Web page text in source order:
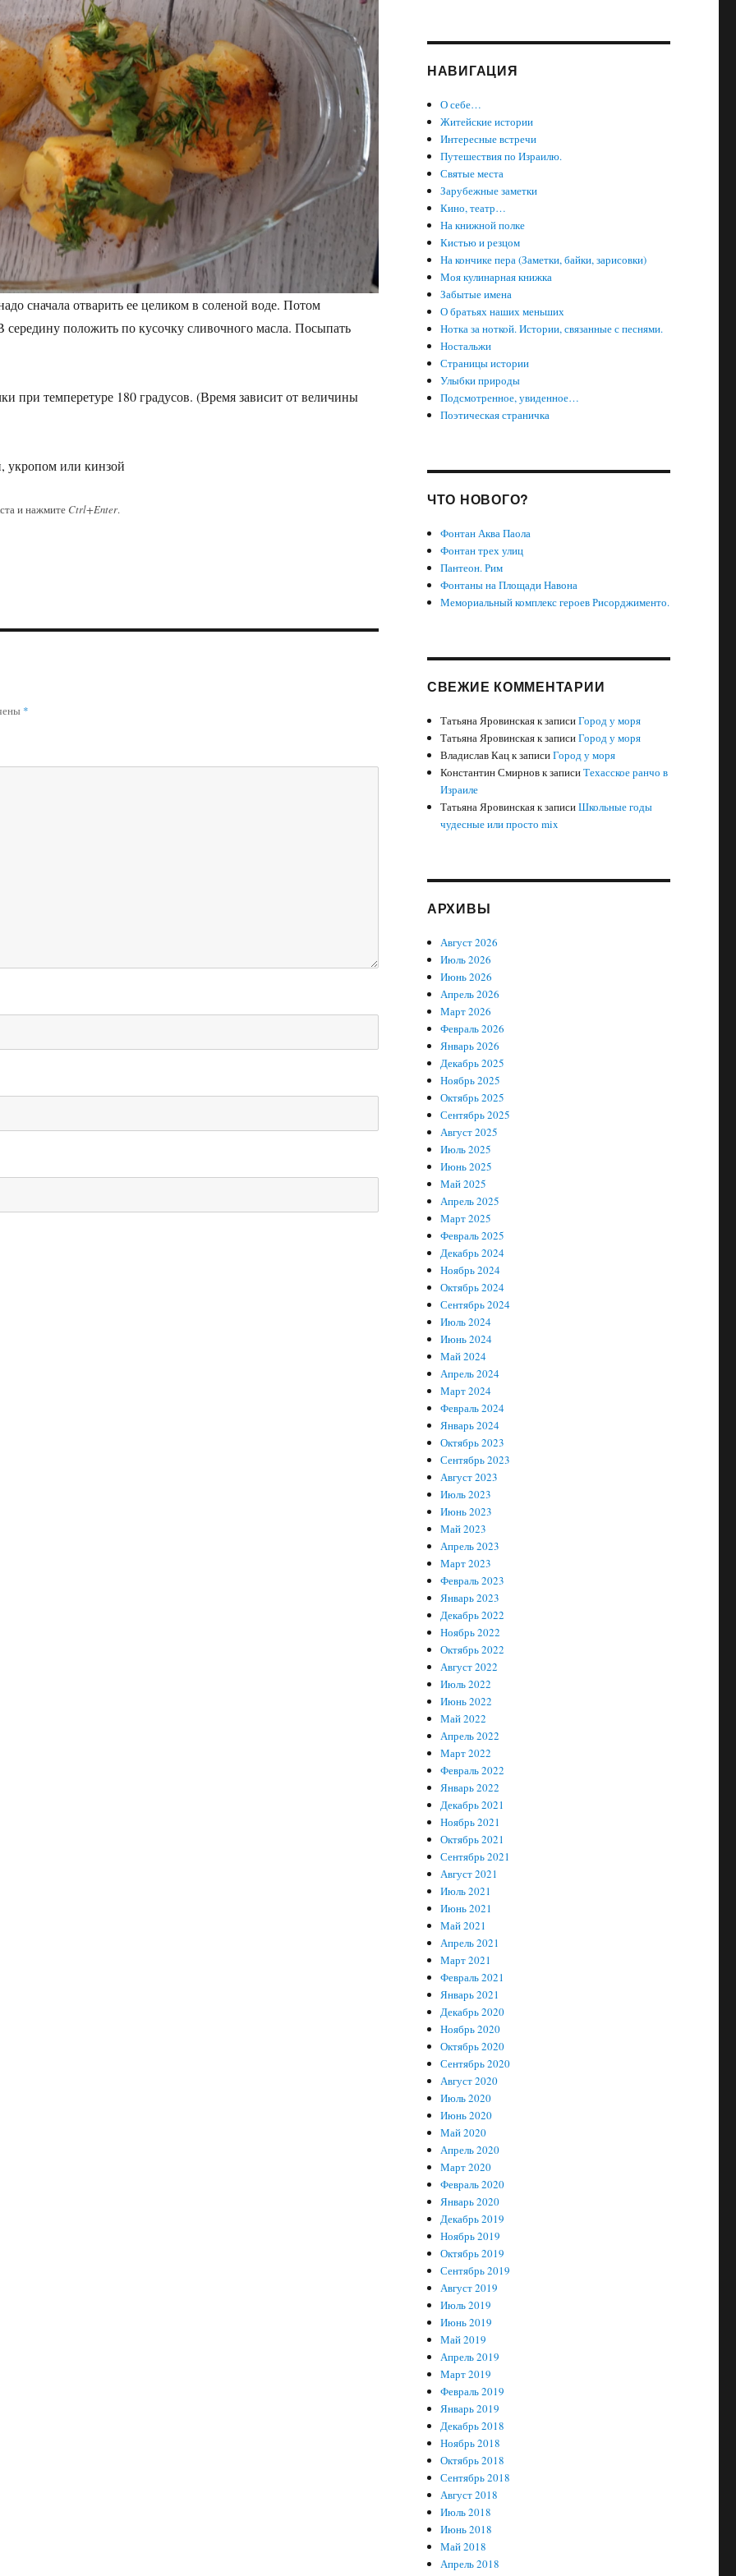
сначала отварить ее целиком в соленой воде. Потом
положить по кусочку сливочного масла. Посыпать
при темперетуре 180 градусов. (Время зависит от величины
укропом или кинзой
и нажмите Ctrl+Enter.
*
НАВИГАЦИЯ
О себе…
Житейские истории
Интересные встречи
Путешествия по Израилю.
Святые места
Зарубежные заметки
Кино, театр…
На книжной полке
Кистью и резцом
На кончике пера (Заметки, байки, зарисовки)
Моя кулинарная книжка
Забытые имена
О братьях наших меньших
Нотка за ноткой. Истории, связанные с песнями.
Ностальжи
Страницы истории
Улыбки природы
Подсмотренное, увиденное…
Поэтическая страничка
ЧТО НОВОГО?
Фонтан Аква Паола
Фонтан трех улиц
Пантеон. Рим
Фонтаны на Площади Навона
Мемориальный комплекс героев Рисорджименто.
СВЕЖИЕ КОММЕНТАРИИ
Татьяна Яровинскаяк записиГород у моря
Татьяна Яровинскаяк записиГород у моря
Владислав Кацк записиГород у моря
Константин Смирновк записиТехасское ранчо в
Израиле
Татьяна Яровинскаяк записиШкольные годы
чудесные или просто mix
АРХИВЫ
Август 2026
Июль 2026
Июнь 2026
Апрель 2026
Март 2026
Февраль 2026
Январь 2026
Декабрь 2025
Ноябрь 2025
Октябрь 2025
Сентябрь 2025
Август 2025
Июль 2025
Июнь 2025
Май 2025
Апрель 2025
Март 2025
Февраль 2025
Декабрь 2024
Ноябрь 2024
Октябрь 2024
Сентябрь 2024
Июль 2024
Июнь 2024
Май 2024
Апрель 2024
Март 2024
Февраль 2024
Январь 2024
Октябрь 2023
Сентябрь 2023
Август 2023
Июль 2023
Июнь 2023
Май 2023
Апрель 2023
Март 2023
Февраль 2023
Январь 2023
Декабрь 2022
Ноябрь 2022
Октябрь 2022
Август 2022
Июль 2022
Июнь 2022
Май 2022
Апрель 2022
Март 2022
Февраль 2022
Январь 2022
Декабрь 2021
Ноябрь 2021
Октябрь 2021
Сентябрь 2021
Август 2021
Июль 2021
Июнь 2021
Май 2021
Апрель 2021
Март 2021
Февраль 2021
Январь 2021
Декабрь 2020
Ноябрь 2020
Октябрь 2020
Сентябрь 2020
Август 2020
Июль 2020
Июнь 2020
Май 2020
Апрель 2020
Март 2020
Февраль 2020
Январь 2020
Декабрь 2019
Ноябрь 2019
Октябрь 2019
Сентябрь 2019
Август 2019
Июль 2019
Июнь 2019
Май 2019
Апрель 2019
Март 2019
Февраль 2019
Январь 2019
Декабрь 2018
Ноябрь 2018
Октябрь 2018
Сентябрь 2018
Август 2018
Июль 2018
Июнь 2018
Май 2018
Апрель 2018